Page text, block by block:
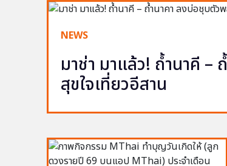
NEWS
มาช่า มาแล้ว! ถ้ำนาคี
สุขใจเที่ยวอีสาน